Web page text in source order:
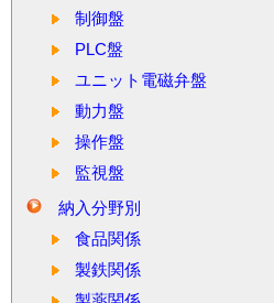
制御盤
PLC盤
ユニット電磁弁盤
動力盤
操作盤
監視盤
納入分野別
食品関係
製鉄関係